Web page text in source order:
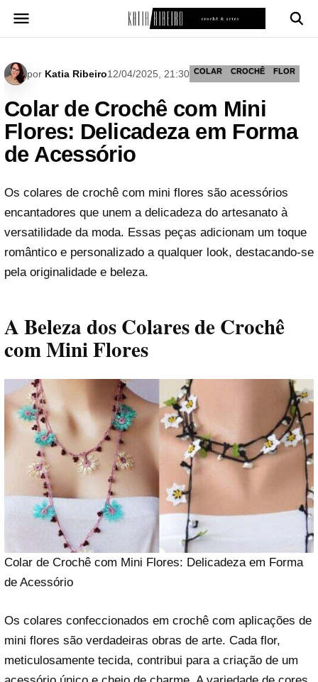
para
por Katia Ribeiro12/04/2025, 21:30 COLAR CROCHÊ FLOR
Colar de Crochê com Mini
Flores: Delicadeza em Forma
de Acessório
Os colares de crochê com mini flores são acessórios
encantadores que unem a delicadeza do artesanato à
versatilidade da moda. Essas peças adicionam um toque
romântico e personalizado a qualquer look, destacando-se
pela originalidade e beleza.
A Beleza dos Colares de Crochê
com Mini Flores
Colar de Crochê com Mini Flores: Delicadeza em Forma
de Acessório
Os colares confeccionados em crochê com aplicações de
mini flores são verdadeiras obras de arte. Cada flor,
meticulosamente tecida, contribui para a criação de um